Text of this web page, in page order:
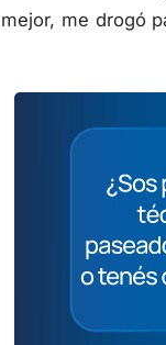
me drogó